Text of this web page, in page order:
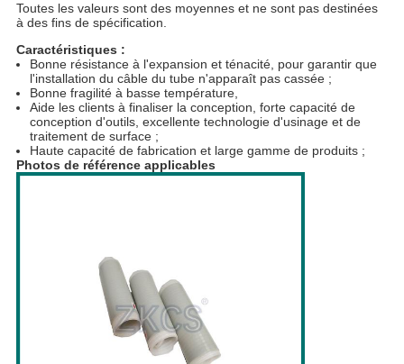
Toutes les valeurs sont des moyennes et ne sont pas destinées
à des fins de spécification.
Caractéristiques :
Bonne résistance à l'expansion et ténacité, pour garantir que
l'installation du câble du tube n'apparaît pas cassée ;
Bonne fragilité à basse température,
Aide les clients à finaliser la conception, forte capacité de
conception d'outils, excellente technologie d'usinage et de
traitement de surface ;
Haute capacité de fabrication et large gamme de produits ;
Photos de référence applicables